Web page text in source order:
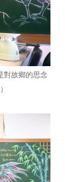
對故鄉的思念